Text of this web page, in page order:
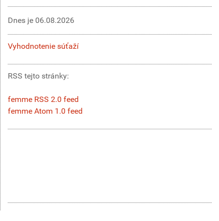
Dnes je 06.08.2026
Vyhodnotenie súťaží
RSS tejto stránky:
femme RSS 2.0 feed
femme Atom 1.0 feed